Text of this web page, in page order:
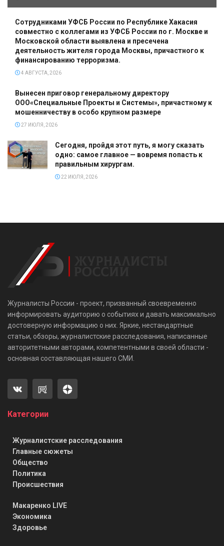
Сотрудниками УФСБ России по Республике Хакасия
совместно с коллегами из УФСБ России по г. Москве и
Московской области выявлена и пресечена
деятельность жителя города Москвы, причастного к
финансированию терроризма.
4 АВГУСТА, 2026
Вынесен приговор генеральному директору
ООО«Специальные Проекты и Системы», причастному к
мошенничеству в особо крупном размере
27 ИЮЛЯ, 2026
Сегодня, пройдя этот путь, я могу сказать
одно: самое главное — вовремя попасть к
правильным хирургам.
22 ИЮЛЯ, 2026
Журналисты России - проект, призванный своевременно
информировать аудиторию о событиях и давать максимально
достоверную информацию о них. Яркие, нестандартные
статьи, обзоры, журналистские расследования, написанные
авторитетными авторами, компетентными в своей области -
основная составляющая нашего СМИ.
Категории
Журналистские расследования
Главные сюжеты
Общество
Политика
Происшествия
Макаренко LIVE
Экономика
Здоровье